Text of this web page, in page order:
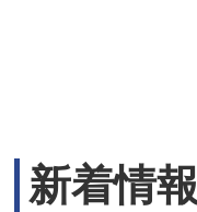
新着情報